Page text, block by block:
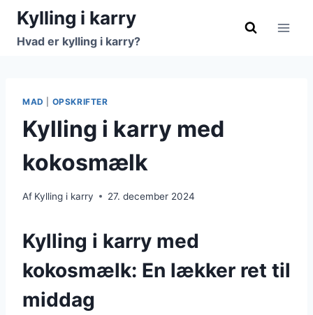
Fortsæt
indhold
Kylling i karry
Hvad er kylling i karry?
MAD OPSKRIFTER
Kylling i karry med
kokosmælk
Af Kylling i karry 27. december 2024
Kylling i karry med
kokosmælk: En lækker ret til
middag